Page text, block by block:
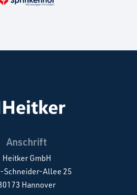
Anschrift
Heitker GmbH
Schneider-Allee 25
Hannover